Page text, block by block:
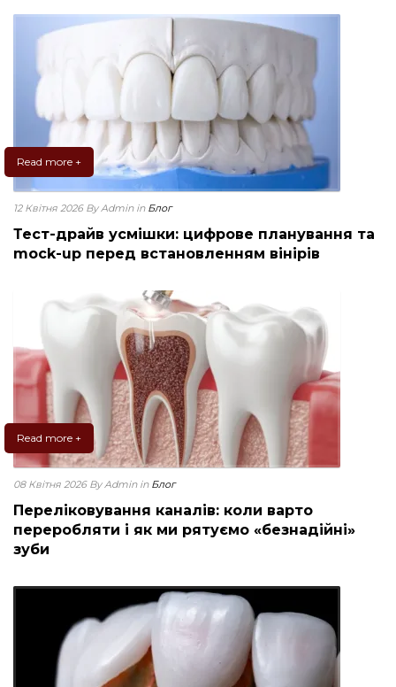
Read more +
12 Квітня 2026 By Admin in Блог
Тест-драйв усмішки: цифрове планування та
mock-up перед встановленням вінірів
Read more +
08 Квітня 2026 By Admin in Блог
Переліковування каналів: коли варто
переробляти і як ми рятуємо «безнадійні»
зуби